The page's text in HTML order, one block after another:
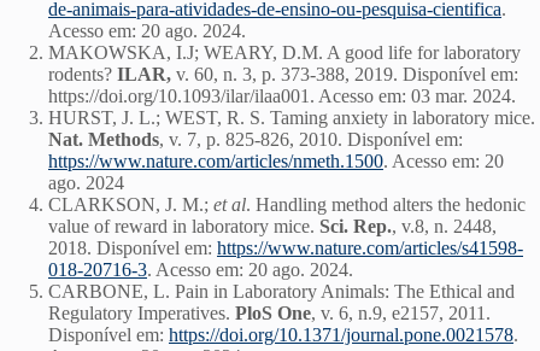
de-animais-para-atividades-de-ensino-ou-pesquisa-cientifica.
Acesso em: 20 ago. 2024.
MAKOWSKA, I.J; WEARY, D.M. A good life for laboratory
rodents? ILAR, v. 60, n. 3, p. 373-388, 2019. Disponível em:
https://doi.org/10.1093/ilar/ilaa001. Acesso em: 03 mar. 2024.
HURST, J. L.; WEST, R. S. Taming anxiety in laboratory mice.
Nat. Methods, v. 7, p. 825-826, 2010. Disponível em:
https://www.nature.com/articles/nmeth.1500. Acesso em: 20
ago. 2024
CLARKSON, J. M.; et al. Handling method alters the hedonic
value of reward in laboratory mice. Sci. Rep., v.8, n. 2448,
2018. Disponível em: https://www.nature.com/articles/s41598-
018-20716-3. Acesso em: 20 ago. 2024.
CARBONE, L. Pain in Laboratory Animals: The Ethical and
Regulatory Imperatives. PloS One, v. 6, n.9, e2157, 2011.
Disponível em: https://doi.org/10.1371/journal.pone.0021578.